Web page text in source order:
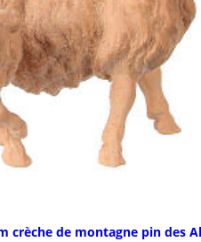
crèche de montagne pin des